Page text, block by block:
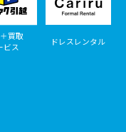
買取
ビス
ドレスレンタル